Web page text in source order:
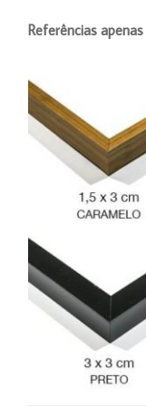
Referências apenas